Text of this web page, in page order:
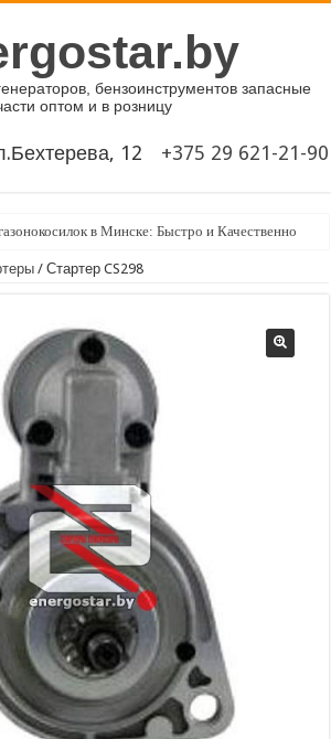
бензоинструментов запасные
оптом и в розницу
12 ‎‎+375 29 621-21-90
в Минске: Быстро и Качественно
/ Стартер CS298